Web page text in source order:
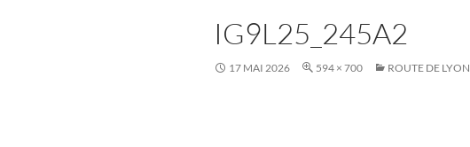
IG9L25_245A2
17 MAI 2026 594 × 700 ROUTE DE LYON